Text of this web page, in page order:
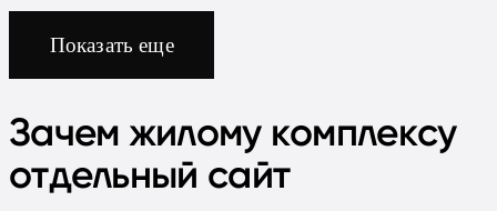
Показать еще
Зачем жилому комплексу
отдельный сайт